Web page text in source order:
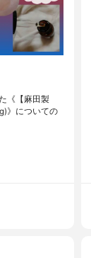
《【麻田製
》についての